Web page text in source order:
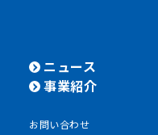
ニュース
事業紹介
お問い合わせ